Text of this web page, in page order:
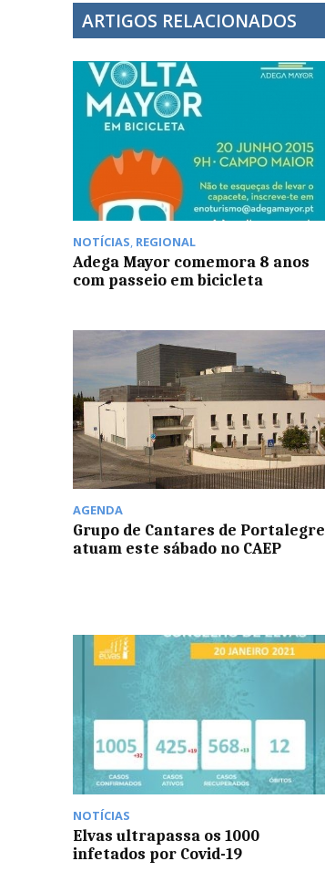
ARTIGOS RELACIONADOS
NOTÍCIAS, REGIONAL
Adega Mayor comemora 8 anos
com passeio em bicicleta
AGENDA
Grupo de Cantares de Portalegre
atuam este sábado no CAEP
NOTÍCIAS
Elvas ultrapassa os 1000
infetados por Covid-19